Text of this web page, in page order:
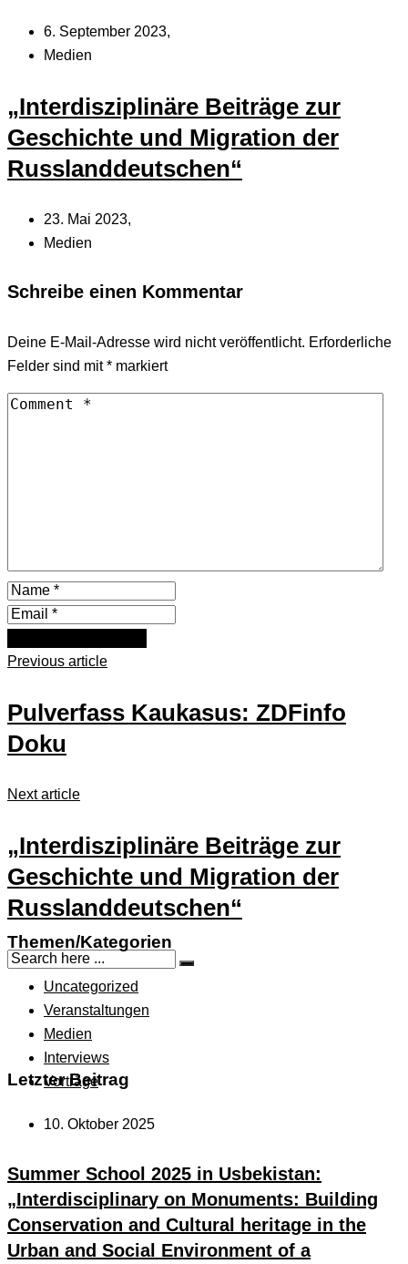
6. September 2023,
Medien
„Interdisziplinäre Beiträge zur
Geschichte und Migration der
Russlanddeutschen“
23. Mai 2023,
Medien
Schreibe einen Kommentar
Deine E-Mail-Adresse wird nicht veröffentlicht. Erforderliche
Felder sind mit* markiert
Previous article
Pulverfass Kaukasus: ZDFinfo
Doku
Next article
„Interdisziplinäre Beiträge zur
Geschichte und Migration der
Russlanddeutschen“
Themen/Kategorien
Uncategorized
Veranstaltungen
Medien
Interviews
Vorträge
Letzter Beitrag
10. Oktober 2025
Summer School 2025 in Usbekistan:
„Interdisciplinary on Monuments: Building
Conservation and Cultural heritage in the
Urban and Social Environment of a